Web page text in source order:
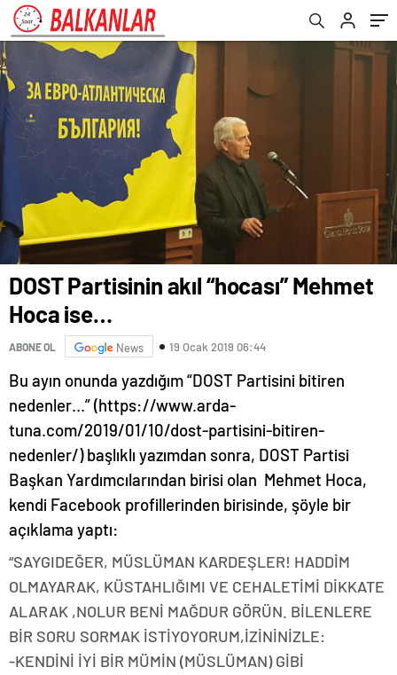
DOST Partisinin akıl “hocası” Mehmet
Hoca ise…
ABONE OL News 19 Ocak 2019 06:44
Bu ayın onunda yazdığım “DOST Partisini bitiren
nedenler…” (https://www.arda-
tuna.com/2019/01/10/dost-partisini-bitiren-
nedenler/) başlıklı yazımdan sonra, DOST Partisi
Başkan Yardımcılarından birisi olan Mehmet Hoca,
kendi Facebook profillerinden birisinde, şöyle bir
açıklama yaptı:
“SAYGIDEĞER, MÜSLÜMAN KARDEŞLER! HADDİM
OLMAYARAK, KÜSTAHLIĞIMI VE CEHALETİMİ DİKKATE
ALARAK ,NOLUR BENİ MAĞDUR GÖRÜN. BİLENLERE
BİR SORU SORMAK İSTİYOYORUM,İZİNİNİZLE:
-KENDİNİ İYİ BİR MÜMİN (MÜSLÜMAN) GİBİ